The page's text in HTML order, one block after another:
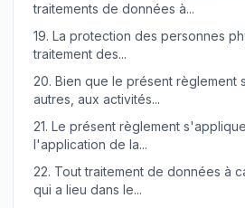
traitements de données à...
19. La protection des personnes
traitement des...
20. Bien que le présent règlement
autres, aux activités...
21. Le présent règlement
l'application de la...
22. Tout traitement de données à
qui a lieu dans le...